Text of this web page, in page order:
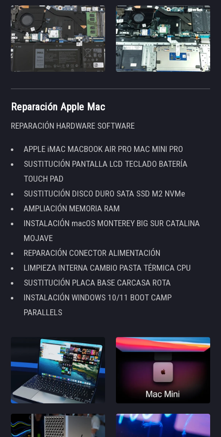
Reparación Apple Mac
REPARACIÓN HARDWARE SOFTWARE
APPLE iMAC MACBOOK AIR PRO MAC MINI PRO
SUSTITUCIÓN PANTALLA LCD TECLADO BATERÍA
TOUCH PAD
SUSTITUCIÓN DISCO DURO SATA SSD M2 NVMe
AMPLIACIÓN MEMORIA RAM
INSTALACIÓN macOS MONTEREY BIG SUR CATALINA
MOJAVE
REPARACIÓN CONECTOR ALIMENTACIÓN
LIMPIEZA INTERNA CAMBIO PASTA TÉRMICA CPU
SUSTITUCIÓN PLACA BASE CARCASA ROTA
INSTALACIÓN WINDOWS 10/11 BOOT CAMP
PARALLELS